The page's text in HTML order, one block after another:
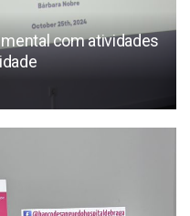
com atividades